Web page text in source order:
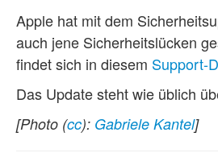
Apple hat mit dem
auch jene Sicherheitslücken
findet sich in diesem Support-
Das Update steht wie üblich
[Photo (cc): Gabriele Kantel]